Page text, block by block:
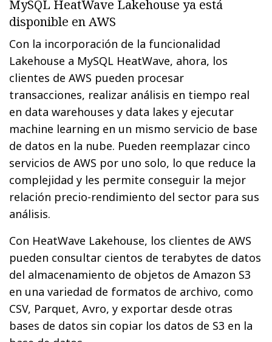
MySQL HeatWave Lakehouse ya está
disponible en AWS
Con la incorporación de la funcionalidad
Lakehouse a MySQL HeatWave, ahora, los
clientes de AWS pueden procesar
transacciones, realizar análisis en tiempo real
en data warehouses y data lakes y ejecutar
machine learning en un mismo servicio de base
de datos en la nube. Pueden reemplazar cinco
servicios de AWS por uno solo, lo que reduce la
complejidad y les permite conseguir la mejor
relación precio-rendimiento del sector para sus
análisis.
Con HeatWave Lakehouse, los clientes de AWS
pueden consultar cientos de terabytes de datos
del almacenamiento de objetos de Amazon S3
en una variedad de formatos de archivo, como
CSV, Parquet, Avro, y exportar desde otras
bases de datos sin copiar los datos de S3 en la